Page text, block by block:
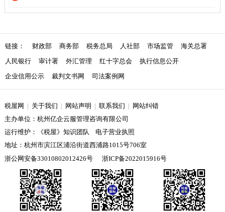
链接： 财政部 商务部 税务总局 人社部 市场监管
海关总署
人民银行
审计署 外汇管理 红十字总会
执行信息公开
企业信用公示
裁判文书网 司法案例网
税屋网 | 关于我们 | 网站声明 | 联系我们 | 网站纠错
主办单位：杭州亿企云服管理咨询有限公司
运行维护：《税屋》知识团队 电子营业执照
地址：杭州市滨江区浦沿街道西浦路1015号706室
浙公网安备33010802012426号
浙ICP备2022015916号